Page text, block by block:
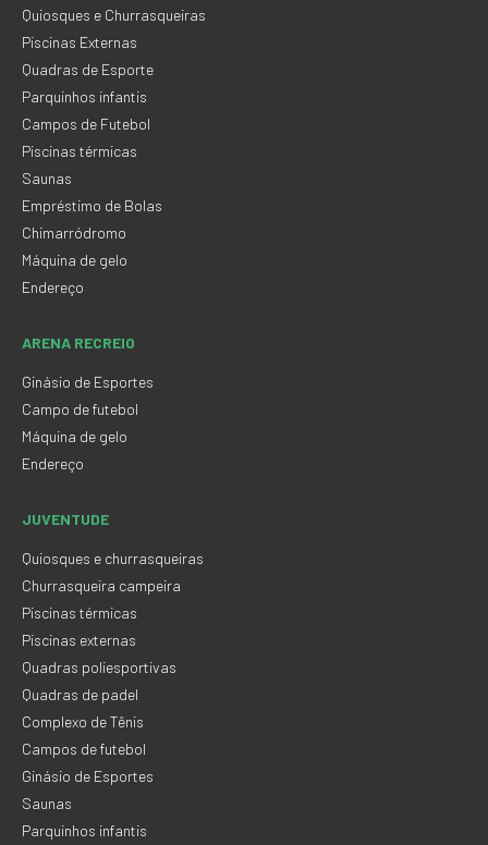
Quiosques e Churrasqueiras
Piscinas Externas
Quadras de Esporte
Parquinhos infantis
Campos de Futebol
Piscinas térmicas
Saunas
Empréstimo de Bolas
Chimarródromo
Máquina de gelo
Endereço
ARENA RECREIO
Ginásio de Esportes
Campo de futebol
Máquina de gelo
Endereço
JUVENTUDE
Quiosques e churrasqueiras
Churrasqueira campeira
Piscinas térmicas
Piscinas externas
Quadras poliesportivas
Quadras de padel
Complexo de Tênis
Campos de futebol
Ginásio de Esportes
Saunas
Parquinhos infantis